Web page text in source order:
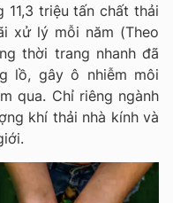
triệu tấn chất thải
xử lý mỗi năm (Theo
thời trang nhanh đã
lồ, gây ô nhiễm môi
qua. Chỉ riêng ngành
khí thải nhà kính và